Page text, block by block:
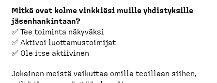
Mitkä ovat kolme vinkkiäsi muille yhdistyksille
jäsenhan­kintaan?
✅ Tee toiminta näkyväksi
✅ Aktivoi luotta­mus­toimijat
✅ Ole itse aktiivinen
Jokainen meistä vaikuttaa omilla teoillaan siihen,